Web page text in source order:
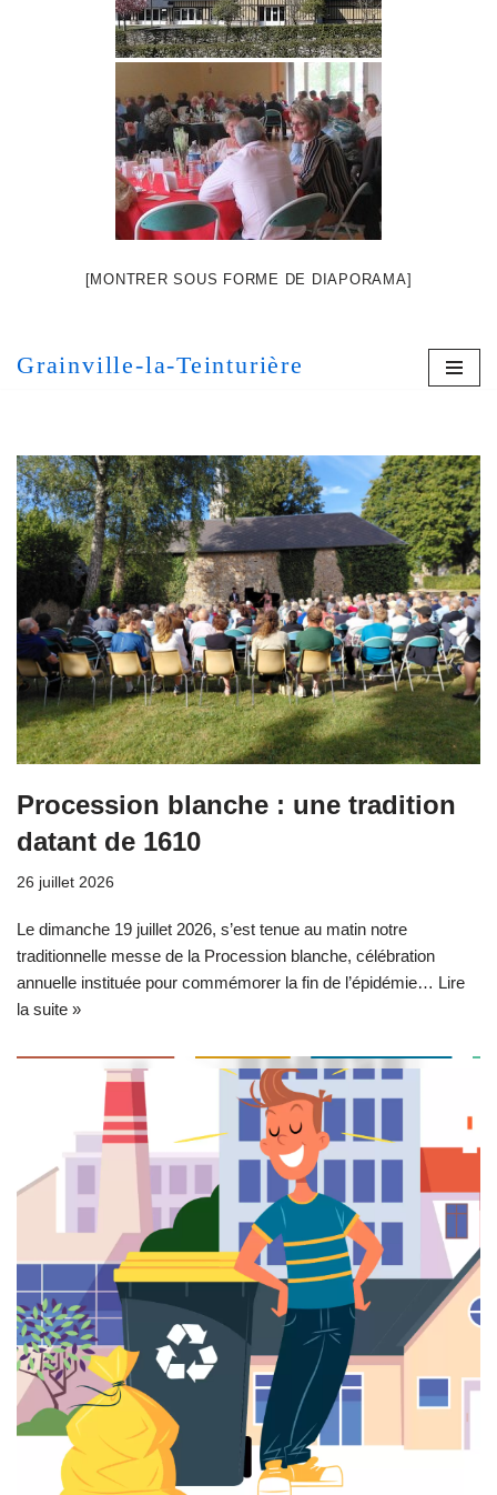
[MONTRER SOUS FORME DE DIAPORAMA]
Grainville-la-Teinturière
Procession blanche : une tradition
datant de 1610
26 juillet 2026
Le dimanche 19 juillet 2026, s’est tenue au matin notre
traditionnelle messe de la Procession blanche, célébration
annuelle instituée pour commémorer la fin de l’épidémie… Lire
la suite »